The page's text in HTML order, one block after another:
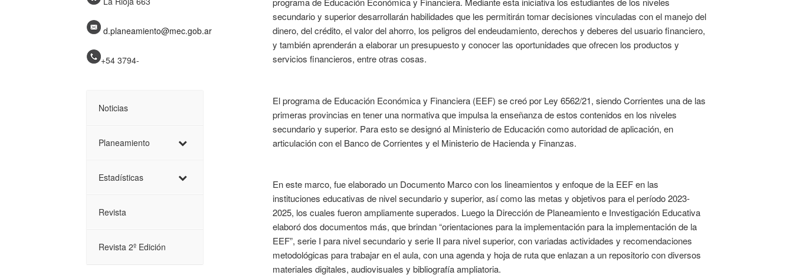
secundario y superior desarrollarán habilidades que les permitirán tomar decisiones vinculadas con el manejo del
dinero, del crédito, el valor del ahorro, los peligros del endeudamiento, derechos y deberes del usuario financiero,
y también aprenderán a elaborar un presupuesto y conocer las oportunidades que ofrecen los productos y
servicios financieros, entre otras cosas.
El programa de Educación Económica y Financiera (EEF) se creó por Ley 6562/21, siendo Corrientes una de las
primeras provincias en tener una normativa que impulsa la enseñanza de estos contenidos en los niveles
secundario y superior. Para esto se designó al Ministerio de Educación como autoridad de aplicación, en
articulación con el Banco de Corrientes y el Ministerio de Hacienda y Finanzas.
En este marco, fue elaborado un Documento Marco con los lineamientos y enfoque de la EEF en las
instituciones educativas de nivel secundario y superior, así como las metas y objetivos para el período 2023-
2025, los cuales fueron ampliamente superados. Luego la Dirección de Planeamiento e Investigación Educativa
elaboró dos documentos más, que brindan “orientaciones para la implementación para la implementación de la
EEF”, serie I para nivel secundario y serie II para nivel superior, con variadas actividades y recomendaciones
metodológicas para trabajar en el aula, con una agenda y hoja de ruta que enlazan a un repositorio con diversos
materiales digitales, audiovisuales y bibliografía ampliatoria.
d.planeamiento@mec.gob.ar
+54 3794-
Noticias
Planeamiento
Estadísticas
Revista
Revista 2º Edición